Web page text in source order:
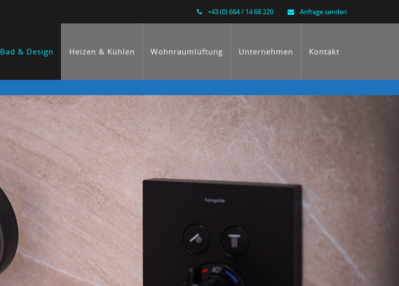
+43 (0) 664 / 14 68 220 Anfrage senden
Bad & Design Heizen & Kühlen Wohnraumlüftung Unternehmen Kontakt